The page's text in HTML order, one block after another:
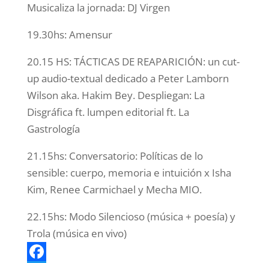
Musicaliza la jornada: DJ Virgen
19.30hs: Amensur
20.15 HS: TÁCTICAS DE REAPARICIÓN: un cut-
up audio-textual dedicado a Peter Lamborn
Wilson aka. Hakim Bey. Despliegan: La
Disgráfica ft. lumpen editorial ft. La
Gastrología
21.15hs: Conversatorio: Políticas de lo
sensible: cuerpo, memoria e intuición x Isha
Kim, Renee Carmichael y Mecha MIO.
22.15hs: Modo Silencioso (música + poesía) y
Trola (música en vivo)